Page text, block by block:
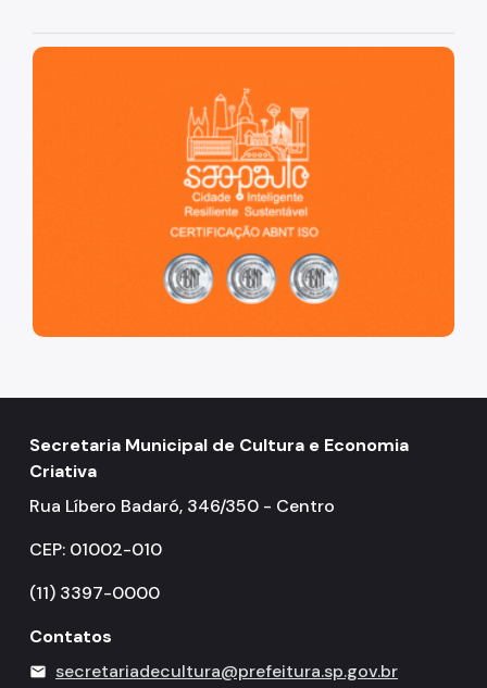
Patrimônio Histórico
São Paulo, cidade inteligente, resiliente e sustentável
Secretaria Municipal de Cultura e Economia
Criativa
Rua Líbero Badaró, 346/350 - Centro
CEP: 01002-010
(11) 3397-0000
Contatos
mail secretariadecultura@prefeitura.sp.gov.br